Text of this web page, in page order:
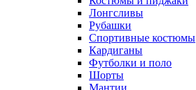
Лонгсливы
Рубашки
Спортивные костюмы
Кардиганы
Футболки и поло
Шорты
Мантии